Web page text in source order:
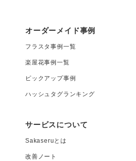
オーダーメイド事例
フラスタ事例一覧
楽屋花事例一覧
ピックアップ事例
ハッシュタグランキング
サービスについて
Sakaseruとは
改善ノート